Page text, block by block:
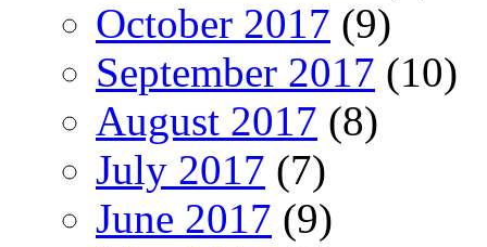
October 2017 (9)
September 2017 (10)
August 2017 (8)
July 2017 (7)
June 2017 (9)